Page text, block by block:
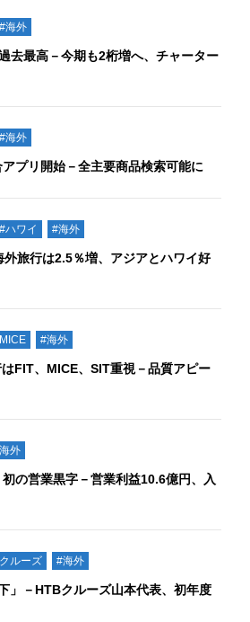
#海外
去最高－今期も2桁増へ、チャーター
#海外
プリ開始－全主要商品検索可能に
#ハワイ #海外
旅行は2.5％増、アジアとハワイ好
#海外
FIT、MICE、SIT重視－品質アピー
外
の営業黒字－営業利益10.6億円、入
ルーズ #海外
」－HTBクルーズ山本代表、初年度